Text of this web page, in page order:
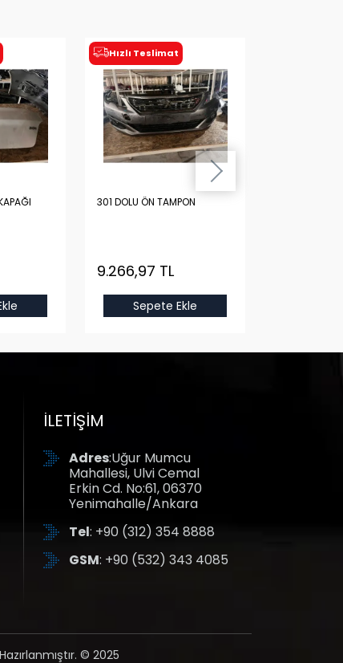
Hızlı Teslimat
301 DOLU ÖN TAMPON
9.266,97 TL
Sepete Ekle
İLETIŞIM
Adres:Uğur Mumcu
Mahallesi, Ulvi Cemal
Erkin Cd. No:61, 06370
Yenimahalle/Ankara
Tel: +90 (312) 354 8888
GSM: +90 (532) 343 4085
© 2025